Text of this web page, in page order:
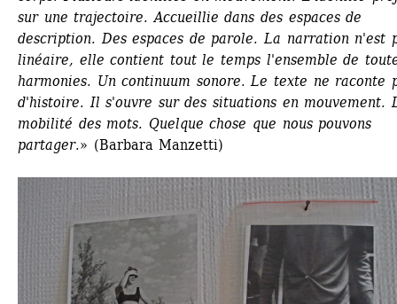
sur une trajectoire. Accueillie dans des espaces de
description. Des espaces de parole. La narration n'est
linéaire, elle contient tout le temps l'ensemble de
harmonies. Un continuum sonore. Le texte ne raconte
d'histoire. Il s'ouvre sur des situations en mouvement.
mobilité des mots. Quelque chose que nous pouvons
partager.» (Barbara Manzetti)